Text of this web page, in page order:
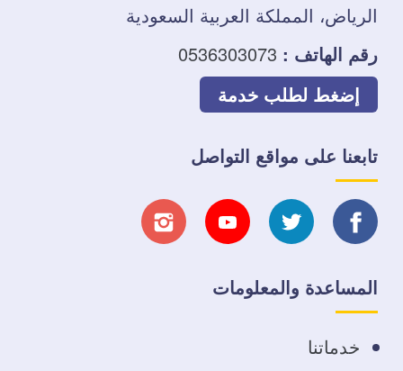
الرياض، المملكة العربية السعودية
رقم الهاتف : 0536303073
إضغط لطلب خدمة
تابعنا على مواقع التواصل
تابعنا
على
فيسبوك
تابعنا
على
تابعنا تابعنا
المساعدة والمعلومات
خدماتنا